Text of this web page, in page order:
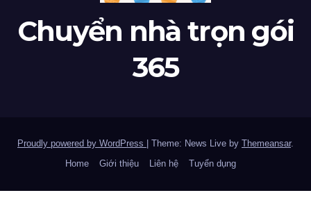
Chuyển nhà trọn gói
365
Proudly powered by WordPress | Theme: News Live by Themeansar.
Home
Giới thiệu Liên hệ Tuyển dụng